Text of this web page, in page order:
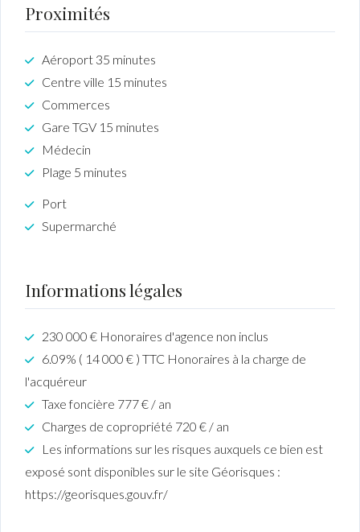
Proximités
Aéroport 35 minutes
Centre ville 15 minutes
Commerces
Gare TGV 15 minutes
Médecin
Plage 5 minutes
Port
Supermarché
Informations légales
230 000 € Honoraires d'agence non inclus
6.09% ( 14 000 € ) TTC Honoraires à la charge de
l'acquéreur
Taxe foncière 777 € / an
Charges de copropriété 720 € / an
Les informations sur les risques auxquels ce bien est
exposé sont disponibles sur le site Géorisques :
https://georisques.gouv.fr/